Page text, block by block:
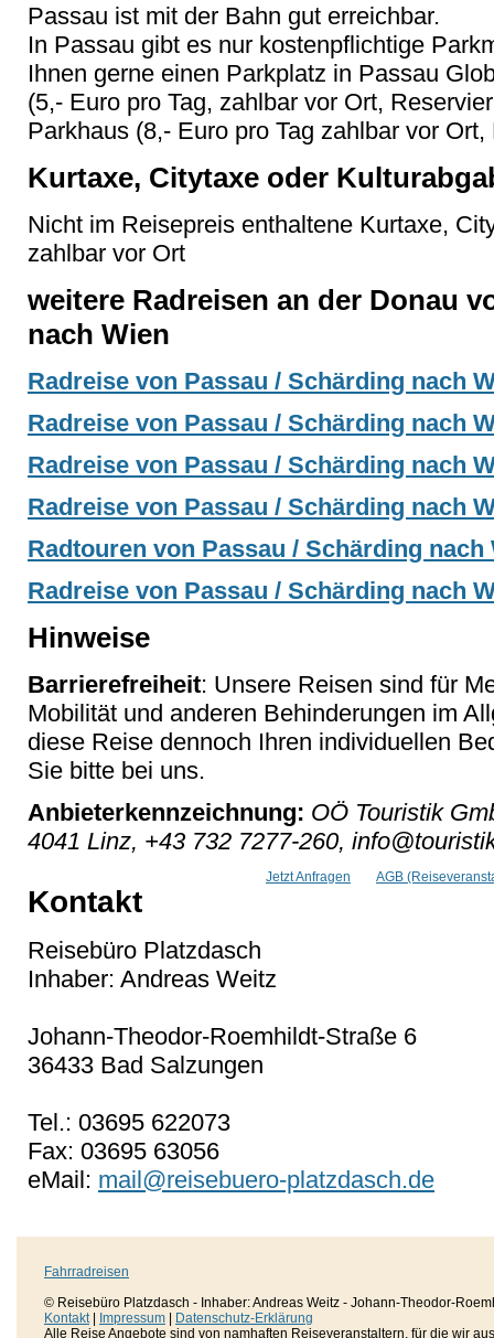
Passau ist mit der Bahn gut erreichbar.
In Passau gibt es nur kostenpflichtige
Ihnen gerne einen Parkplatz in Passau
(5,- Euro pro Tag, zahlbar vor Ort,
Parkhaus (8,- Euro pro Tag zahlbar vor
Kurtaxe, Citytaxe oder
Nicht im Reisepreis enthaltene Kurtaxe,
zahlbar vor Ort
weitere Radreisen an der Donau
nach Wien
Radreise von Passau / Schärding nach
Radreise von Passau / Schärding nach
Radreise von Passau / Schärding nach
Radreise von Passau / Schärding nach
Radtouren von Passau / Schärding nach
Radreise von Passau / Schärding nach
Hinweise
Barrierefreiheit: Unsere Reisen sind für
Mobilität und anderen Behinderungen im
diese Reise dennoch Ihren individuellen
Sie bitte bei uns.
Anbieterkennzeichnung: OÖ Touristik
4041 Linz, +43 732 7277-260,
Jetzt Anfragen AGB
Kontakt
Reisebüro Platzdasch
Inhaber: Andreas Weitz
Johann-Theodor-Roemhildt-Straße 6
36433 Bad Salzungen
Tel.: 03695 622073
Fax: 03695 63056
eMail: mail@reisebuero-platzdasch.de
Fahrradreisen
© Reisebüro Platzdasch - Inhaber: Andreas Weitz - Johann-Theodor-
Kontakt| Impressum
Datenschutz-Erklärung
Alle Reise Angebote sind von namhaften Reiseveranstaltern, für die wir